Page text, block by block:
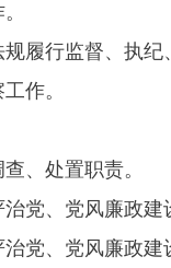
履行监督、执纪
作。
、处置职责。
党、党风廉政建
党、党风廉政建